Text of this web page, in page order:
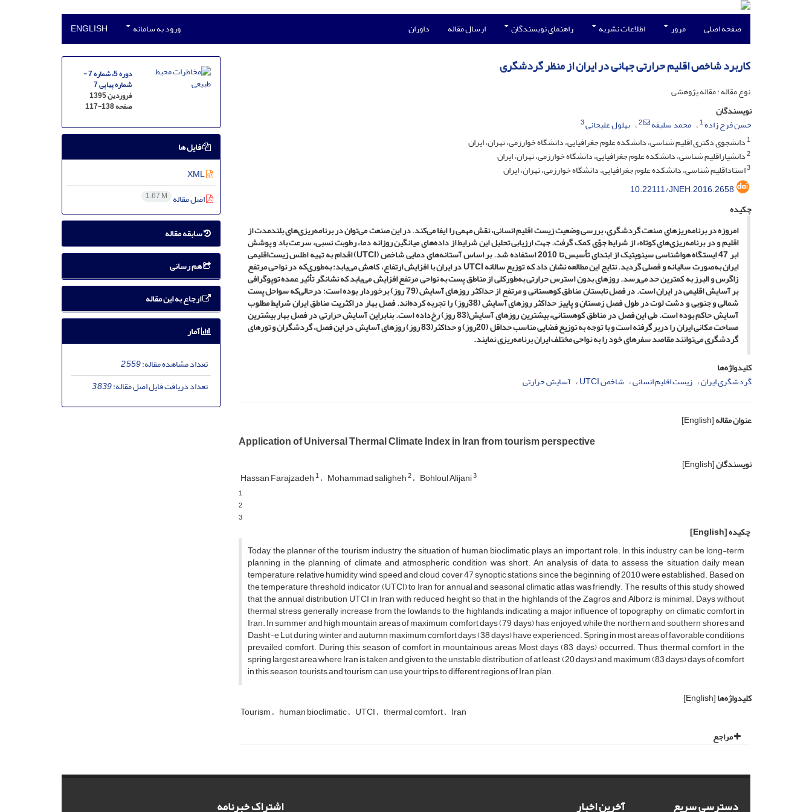
صفحه اصلی مرور اطلاعات نشریه راهنمای نویسندگان ارسال مقاله داوران ورود به سامانه ENGLISH
کاربرد شاخص اقلیم حرارتی جهانی در ایران از منظر گردشگری
نوع مقاله : مقاله پژوهشی
نویسندگان
حسن فرج زاده1 محمد سلیقه 2 بهلول علیجانی3
1دانشجوی دکتری اقلیم شناسی، دانشکده علوم جغرافیایی، دانشگاه خوارزمی، تهران، ایران
2دانشیاراقلیم شناسی، دانشکده علوم جغرافیایی، دانشگاه خوارزمی، تهران، ایران
3استاداقلیم شناسی، دانشکده علوم جغرافیایی، دانشگاه خوارزمی، تهران، ایران
10.22111/JNEH.2016.2658
چکیده
امروزه در برنامه‌ریزهای صنعت گردشگری، بررسی وضعیت زیست اقلیم انسانی، نقش مهمی را ایفا می‌کند. در این صنعت می‌توان در برنامه‌ریزی‌های بلندمدت از
اقلیم و در برنامه‌ریزی‌های کوتاه، از شرایط جوّی کمک گرفت. جهت ارزیابی تحلیل این شرایط از داده‌های میانگین روزانه دما، رطوبت نسبی، سرعت باد و پوشش
ابر 47 ایستگاه هواشناسی سینوپتیک از ابتدای تأسیس تا 2010 استفاده شد. بر اساس آستانه‌های دمایی شاخص (
UTCI
)اقدام به تهیه اطلس زیست‌اقلیمی
ایران به‌صورت سالیانه و فصلی گردید. نتایج این مطالعه نشان داد که توزیع سالانهUTCIدر ایران با افزایش ارتفاع، کاهش می‌یابد؛ به‌طوری‌که در نواحی مرتفع
زاگرس و البرز به کمترین حد می‌رسد. روزهای بدون استرس حرارتی به‌طورکلی از مناطق پست به نواحی مرتفع افزایش می‌یابد که نشانگر تأثیر عمده توپوگرافی
بر آسایش اقلیمی در ایران است. در فصل تابستان مناطق کوهستانی و مرتفع از حداکثر روزهای آسایش (79 روز) برخوردار بوده است؛ درحالی‌که سواحل پست
شمالی و جنوبی و دشت لوت در طول فصل زمستان و پاییز حداکثر روزهای آسایش (38روز) را تجربه کرده‌اند. فصل بهار در اکثریت مناطق ایران شرایط مطلوب
آسایش حاکم بوده است. طی این فصل در مناطق کوهستانی، بیشترین روزهای آسایش(83 روز) رخ‌داده است. بنابراین آسایش حرارتی در فصل بهار بیشترین
مساحت مکانی ایران را دربر گرفته است و با توجه به توزیع فضایی مناسب حداقل (20روز) و حداکثر(83 روز) روزهای آسایش در این فصل، گردشگران و تورهای
گردشگری می‌توانند مقاصد سفرهای خود را به نواحی مختلف ایران برنامه‌ریزی نمایند.
کلیدواژه‌ها
گردشگری ایران زیست اقلیم انسانی شاخص UTCI آسایش حرارتی
عنوان مقاله[English]
Application of Universal Thermal Climate Index in Iran from tourism perspective
نویسندگان[English]
Hassan Farajzadeh1 Mohammad saligheh2 Bohloul Alijani3
1
2
3
چکیده[English]
Today, the planner of the tourism industry, the situation of human bioclimatic plays an important role. In this industry can be long-term
planning in the planning of climate and atmospheric condition was short. An analysis of data to assess the situation daily mean
temperature, relative humidity, wind speed and cloud cover 47 synoptic stations since the beginning of 2010 were established. Based on
the temperature threshold indicator (UTCI) to Iran for annual and seasonal climatic atlas was friendly. The results of this study showed
that the annual distribution UTCI in Iran with reduced height so that in the highlands of the Zagros and Alborz is minimal. Days without
thermal stress generally increase from the lowlands to the highlands, indicating a major influence of topography on climatic comfort in
Iran. In summer and high mountain areas of maximum comfort days (79 days) has enjoyed, while the northern and southern shores and
Dasht-e Lut during winter and autumn maximum comfort days (38 days) have experienced. Spring in most areas of favorable conditions
prevailed comfort. During this season of comfort in mountainous areas Most days (83 days) occurred. Thus, thermal comfort in the
spring largest area where Iran is taken and given to the unstable distribution of at least (20 days) and maximum (83 days) days of comfort
in this season, tourists and tourism can use your trips to different regions of Iran plan.
کلیدواژه‌ها[English]
Tourism human bioclimatic UTCI thermal comfort Iran
مراجع
دوره 5، شماره 7 -
شماره پیاپی 7
فروردین 1395
صفحه117-138
فایل ها
XML
اصل مقاله 1.67 M
سابقه مقاله
هم رسانی
ارجاع به این مقاله
آمار
تعداد مشاهده مقاله:2,559
تعداد دریافت فایل اصل مقاله:3,839
دسترسی سریع آخرین اخبار اشتراک خبرنامه